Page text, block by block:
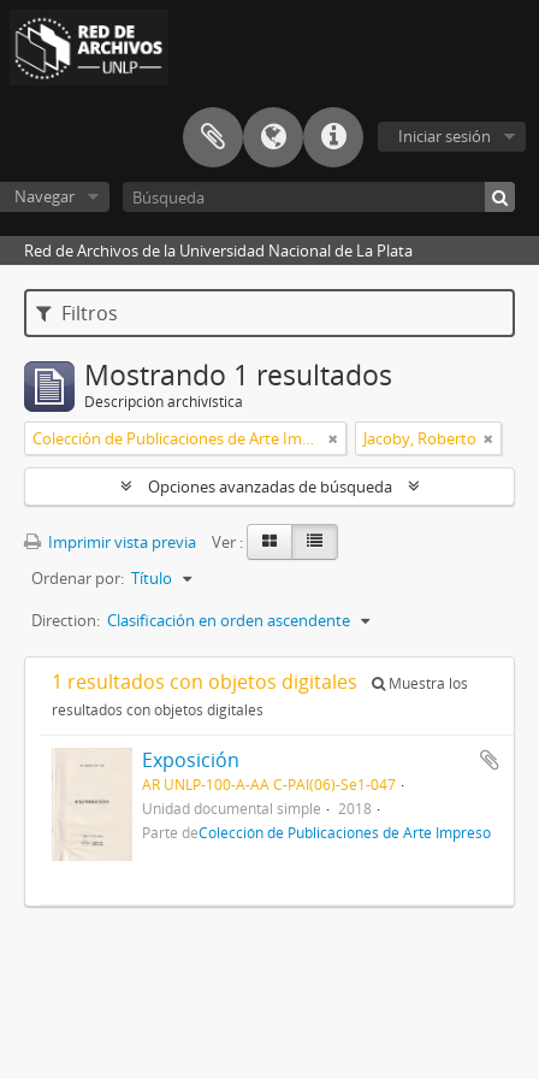
Iniciar sesión
Navegar
Red de Archivos de la Universidad Nacional de La Plata
Filtros
Mostrando 1 resultados
Descripción archivística
Colección de Publicaciones de Arte Impreso Jacoby, Roberto
Opciones avanzadas de búsqueda
Imprimir vista previa
Ver :
Ordenar por: Título
Direction: Clasificación en orden ascendente
1 resultados con objetos digitales
Muestra los
resultados con objetos digitales
Exposición
AR UNLP-100-A-AA C-PAI(06)-Se1-047
Unidad documental simple
2018
Parte deColección de Publicaciones de Arte Impreso